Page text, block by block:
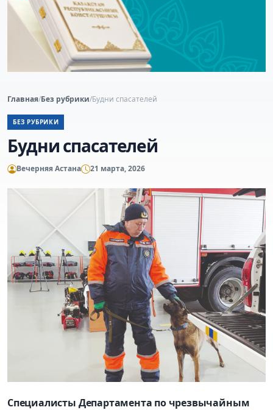
Главная/Без рубрики/Будни спасателей
БЕЗ РУБРИКИ
Будни спасателей
Вечерняя Астана 21 марта, 2026
Специалисты Департамента по чрезвычайным